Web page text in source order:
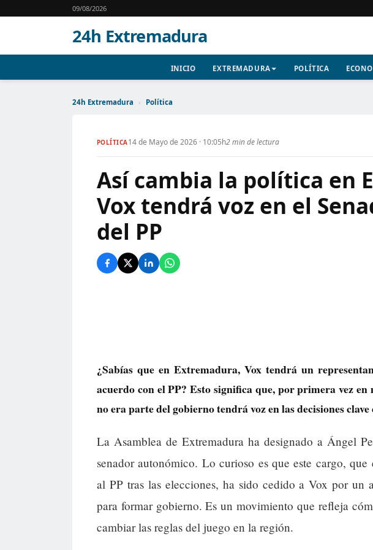
09/08/2026
24h Extremadura
INICIO EXTREMADURA POLÍTICA
24h Extremadura › Política
POLÍTICA14 de Mayo de 2026 · 10:05h2 min de lectura
Así cambia la política en
Vox tendrá voz en el
del PP
¿Sabías que en Extremadura, Vox tendrá un
acuerdo con el PP? Esto significa que, por primera vez
no era parte del gobierno tendrá voz en las decisiones clave
La Asamblea de Extremadura ha designado a Ángel
senador autonómico. Lo curioso es que este cargo,
al PP tras las elecciones, ha sido cedido a Vox por un
para formar gobierno. Es un movimiento que refleja
cambiar las reglas del juego en la región.